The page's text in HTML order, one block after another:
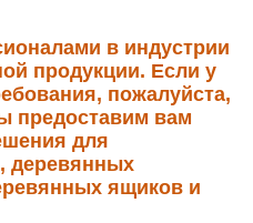
в индустрии
продукции. Если у
пожалуйста,
предоставим вам
для
деревянных
ящиков и